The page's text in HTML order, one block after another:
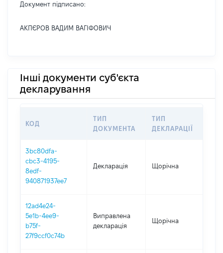
Документ підписано:
АКПЄРОВ ВАДИМ ВАГІФОВИЧ
Інші документи суб'єкта
декларування
КОД
ТИП
ДОКУМЕНТА
ТИП
ДЕКЛАРАЦІЇ
3bc80dfa-
cbc3-4195-
8edf-
940871937ee7
Декларація Щорічна
12ad4e24-
5e1b-4ee9-
b75f-
27f9ccf0c74b
Виправлена
декларація
Щорічна